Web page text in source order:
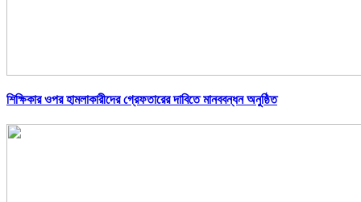
শিক্ষিকার ওপর হামলাকারীদের গ্রেফতারের দাবিতে মানববন্ধন অনুষ্ঠিত